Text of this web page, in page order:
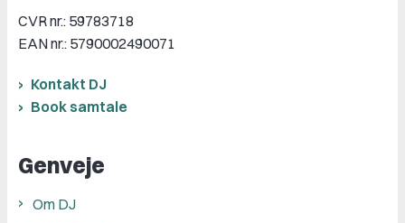
CVR nr.: 59783718
EAN nr.: 5790002490071
Kontakt DJ
Book samtale
Genveje
Om DJ